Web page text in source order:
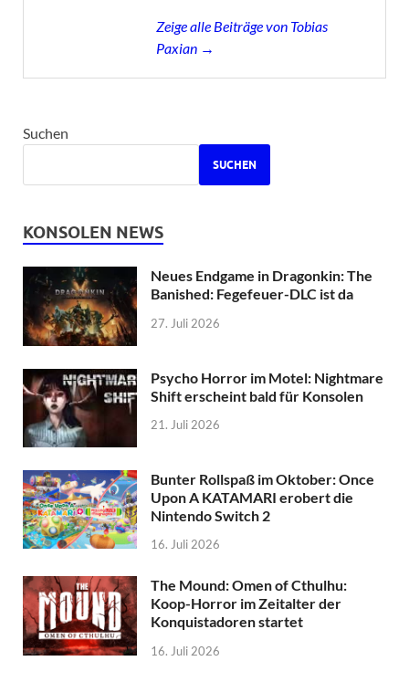
Zeige alle Beiträge von Tobias
Paxian →
Suchen
SUCHEN
KONSOLEN NEWS
Neues Endgame in Dragonkin: The
Banished: Fegefeuer-DLC ist da
27. Juli 2026
Psycho Horror im Motel: Nightmare
Shift erscheint bald für Konsolen
21. Juli 2026
Bunter Rollspaß im Oktober: Once
Upon A KATAMARI erobert die
Nintendo Switch 2
16. Juli 2026
The Mound: Omen of Cthulhu:
Koop-Horror im Zeitalter der
Konquistadoren startet
16. Juli 2026